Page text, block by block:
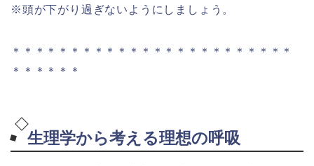
※頭が下がり過ぎないようにしましょう。
＊＊＊＊＊＊＊＊＊＊＊＊＊＊＊＊＊＊＊＊＊＊＊＊
＊＊＊＊＊＊
生理学から考える理想の呼吸